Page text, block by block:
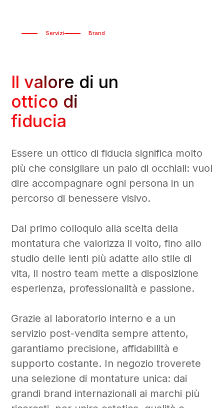
Servizi Brand
Il valore di un
ottico di
fiducia
Essere un ottico di fiducia significa molto
più che consigliare un paio di occhiali: vuol
dire accompagnare ogni persona in un
percorso di benessere visivo.
Dal primo colloquio alla scelta della
montatura che valorizza il volto, fino allo
studio delle lenti più adatte allo stile di
vita, il nostro team mette a disposizione
esperienza, professionalità e passione.
Grazie al laboratorio interno e a un
servizio post-vendita sempre attento,
garantiamo precisione, affidabilità e
supporto costante. In negozio troverete
una selezione di montature unica: dai
grandi brand internazionali ai marchi più